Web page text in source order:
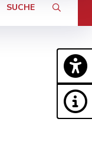
SUCHE